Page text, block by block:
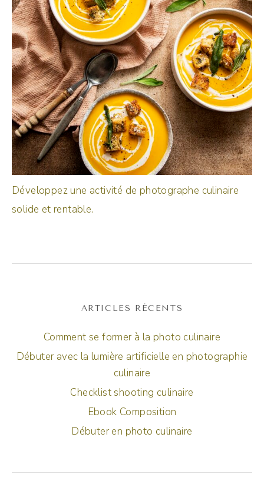
Développez une activité de photographe culinaire
solide et rentable.
ARTICLES RÉCENTS
Comment se former à la photo culinaire
Débuter avec la lumière artificielle en photographie
culinaire
Checklist shooting culinaire
Ebook Composition
Débuter en photo culinaire